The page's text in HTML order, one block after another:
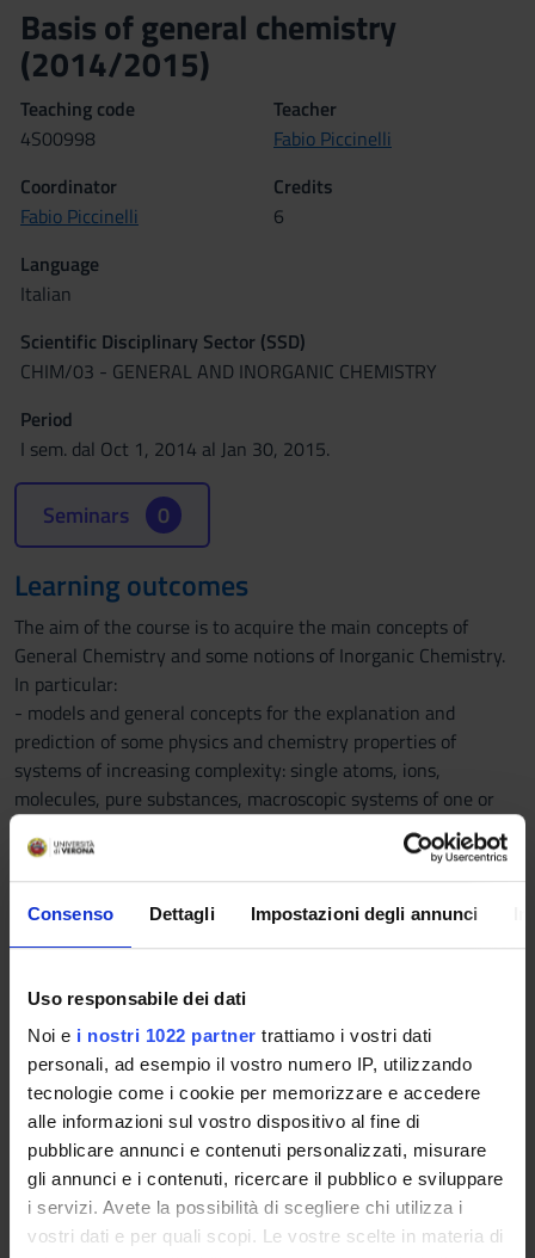
Consenso Dettagli Impostazioni degli annunci
Uso responsabile dei dati
Noi e i nostri 1022 partner trattiamo i vostri dati
personali, ad esempio il vostro numero IP, utilizzando
tecnologie come i cookie per memorizzare e accedere
alle informazioni sul vostro dispositivo al fine di
pubblicare annunci e contenuti personalizzati, misurare
gli annunci e i contenuti, ricercare il pubblico e sviluppare
i servizi. Avete la possibilità di scegliere chi utilizza i
vostri dati e per quali scopi. Le vostre scelte in materia di
Basis of general chemistry
(2014/2015)
Teaching code
4S00998
Teacher
Fabio Piccinelli
Coordinator
Fabio Piccinelli
Credits
6
Language
Italian
Scientific Disciplinary Sector (SSD)
CHIM/03 - GENERAL AND INORGANIC CHEMISTRY
Period
I sem. dal Oct 1, 2014 al Jan 30, 2015.
Seminars 0
Learning outcomes
The aim of the course is to acquire the main concepts of
General Chemistry and some notions of Inorganic Chemistry.
In particular:
- models and general concepts for the explanation and
prediction of some physics and chemistry properties of
systems of increasing complexity: single atoms, ions,
molecules, pure substances, macroscopic systems of one or
- concepts and methods to qualitatively and quantitatively
predict the variations of the intensive and extensive
properties of chemical systems in evolution.
Introduction. Chemical and physical properties of matter and
their measurements.
Elements, atoms and compounds.
Nomenclature of inorganic compounds.
Types of chemical reactions. Reaction stoichiometry.
Ideal and real gases.
Thermochemistry. Internal energy and enthalpy. Standard
enthalpy of reaction and formation.
Atomic structure. Atomic orbitals. Electronic configuration,